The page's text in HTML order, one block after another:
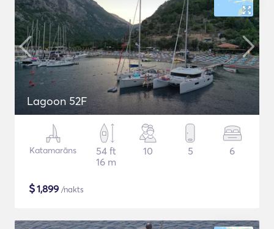
Lagoon 52F
Katamarāns
54 ft
16 m
10 5 6
$1,899 /nakts